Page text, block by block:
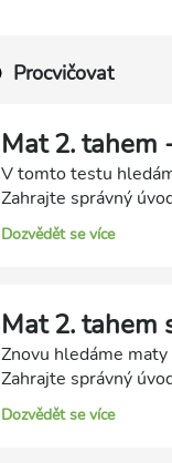
Procvičovat
Mat 2. tahem
V tomto testu
Zahrajte správný
Dozvědět se více
Mat 2. tahem
Znovu hledáme
Zahrajte správný
Dozvědět se více